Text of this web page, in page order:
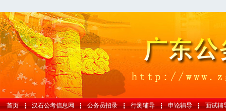
首页 汉石公考信息网 公务员招录 行测辅导 申论辅导 面试辅